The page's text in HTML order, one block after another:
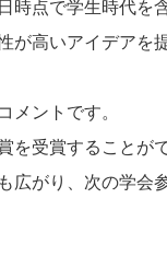
時点で学生時代を
が高いアイデアを
ントです。
を受賞することが
広がり、次の学会